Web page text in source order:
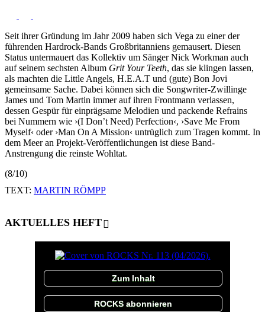
Seit ihrer Gründung im Jahr 2009 haben sich Vega zu einer der
führenden Hardrock-Bands Großbritanniens gemausert. Diesen
Status untermauert das Kollektiv um Sänger Nick Workman auch
auf seinem sechsten Album Grit Your Teeth, das sie klingen lassen,
als machten die Little Angels, H.E.A.T und (gute) Bon Jovi
gemeinsame Sache. Dabei können sich die Songwriter-Zwillinge
James und Tom Martin immer auf ihren Frontmann verlassen,
dessen Gespür für einprägsame Melodien und packende Refrains
bei Nummern wie ›(I Don’t Need) Perfection‹, ›Save Me From
Myself‹ oder ›Man On A Mission‹ untrüglich zum Tragen kommt. In
dem Meer an Projekt-Veröffentlichungen ist diese Band-
Anstrengung die reinste Wohltat.
(8/10)
TEXT: MARTIN RÖMPP
AKTUELLES HEFT
Zum Inhalt
ROCKS abonnieren